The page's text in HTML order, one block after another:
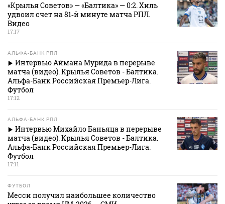
«Крылья Советов» — «Балтика» — 0:2. Хиль
удвоил счет на 81‑й минуте матча РПЛ.
Видео
17:17
АЛЬФА-БАНК РПЛ
Интервью Аймана Мурида в перерыве
матча (видео). Крылья Советов - Балтика.
Альфа-Банк Российская Премьер-Лига.
Футбол
17:12
АЛЬФА-БАНК РПЛ
Интервью Михайло Баньяца в перерыве
матча (видео). Крылья Советов - Балтика.
Альфа-Банк Российская Премьер-Лига.
Футбол
17:11
ФУТБОЛ
Месси получил наибольшее количество